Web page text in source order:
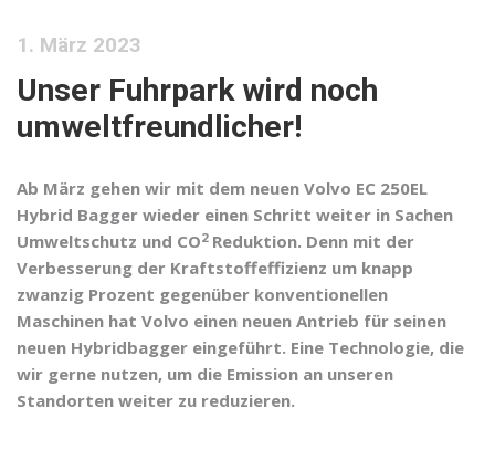
1. März 2023
Unser Fuhrpark wird noch
umweltfreundlicher!
Ab März gehen wir mit dem neuen Volvo EC 250EL
Hybrid Bagger wieder einen Schritt weiter in Sachen
Umweltschutz und CO2Reduktion. Denn mit der
Verbesserung der Kraftstoffeffizienz um knapp
zwanzig Prozent gegenüber konventionellen
Maschinen hat Volvo einen neuen Antrieb für seinen
neuen Hybridbagger eingeführt. Eine Technologie, die
wir gerne nutzen, um die Emission an unseren
Standorten weiter zu reduzieren.